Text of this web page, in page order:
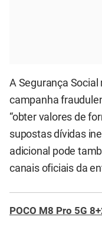
A Segurança
campanha
“obter valores de
supostas dívidas
adicional pode
canais oficiais da
POCO M8 Pro 5G